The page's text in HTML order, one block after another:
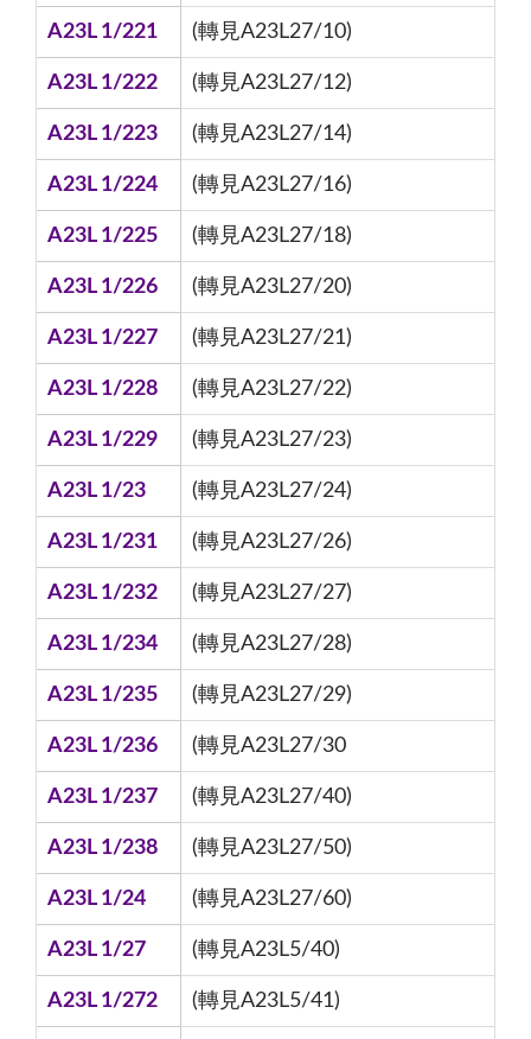
A23L 1/221 (轉見A23L27/10)
A23L 1/222 (轉見A23L27/12)
A23L 1/223 (轉見A23L27/14)
A23L 1/224 (轉見A23L27/16)
A23L 1/225 (轉見A23L27/18)
A23L 1/226 (轉見A23L27/20)
A23L 1/227 (轉見A23L27/21)
A23L 1/228 (轉見A23L27/22)
A23L 1/229 (轉見A23L27/23)
A23L 1/23 (轉見A23L27/24)
A23L 1/231 (轉見A23L27/26)
A23L 1/232 (轉見A23L27/27)
A23L 1/234 (轉見A23L27/28)
A23L 1/235 (轉見A23L27/29)
A23L 1/236 (轉見A23L27/30
A23L 1/237 (轉見A23L27/40)
A23L 1/238 (轉見A23L27/50)
A23L 1/24 (轉見A23L27/60)
A23L 1/27 (轉見A23L5/40)
A23L 1/272 (轉見A23L5/41)